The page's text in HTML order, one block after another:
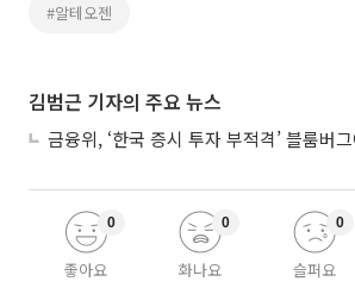
#알테오젠
김범근 기자의 주요 뉴스
좋아요
0
화나요
0
슬퍼요
0